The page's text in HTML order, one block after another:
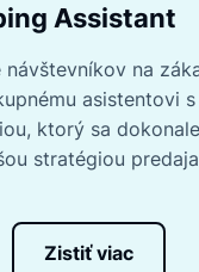
Assistant
návštevníkov na
asistentovi s
ktorý sa
stratégiou
Zistiť viac